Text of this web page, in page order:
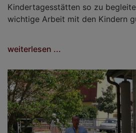
Kindertagesstätten so zu
wichtige Arbeit mit den Kindern
weiterlesen ...